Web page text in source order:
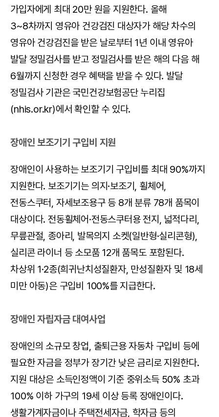
가입자에게 최대 20만 원을 지원한다. 올해
3~8차까지 영유아 건강검진 대상자가 해당 차수의
영유아 건강검진을 받은 날로부터 1년 이내 영유아
발달 정밀검사를 받고 정밀검사를 받은 해의 다음 해
6월까지 신청한 경우 혜택을 받을 수 있다. 발달
정밀검사 기관은 국민건강보험공단 누리집
(nhis.or.kr)에서 확인할 수 있다.
장애인 보조기기 구입비 지원
장애인이 사용하는 보조기기 구입비를 최대 90%까지
지원한다. 보조기기는 의지·보조기, 휠체어,
전동스쿠터, 자세보조용구 등 8개 분류 78개 품목이
대상이다. 전동휠체어·전동스쿠터용 전지, 넓적다리,
무릎관절, 종아리, 발목의지 소켓(일반형·실리콘형),
실리콘 라이너 등 소모품 12개 품목도 포함된다.
차상위 1·2종(희귀난치성질환자, 만성질환자 및 18세
미만 아동)은 구입비 100%를 지급한다.
장애인 자립자금 대여사업
장애인의 소규모 창업, 출퇴근용 자동차 구입비 등에
필요한 자금을 정부가 장기간 낮은 금리로 지원한다.
지원 대상은 소득인정액이 기준 중위소득 50% 초과
100% 이하 가구의 19세 이상 등록 장애인이다.
생활가계자금이나 주택전세자금, 학자금 등의